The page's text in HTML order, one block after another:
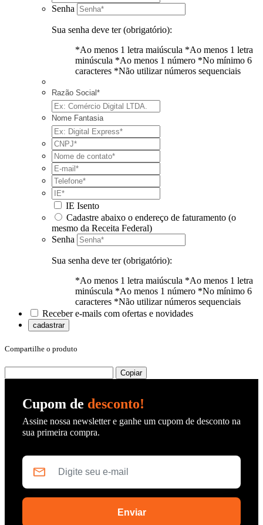
Senha
Sua senha deve ter (obrigatório):
*Ao menos 1 letra maiúscula *Ao menos 1 letra
minúscula *Ao menos 1 número *No mínimo 6
caracteres *Não utilizar números sequenciais
Razão Social*
Nome Fantasia
IE Isento
Cadastre abaixo o endereço de faturamento (o
mesmo da Receita Federal)
Senha
Sua senha deve ter (obrigatório):
*Ao menos 1 letra maiúscula *Ao menos 1 letra
minúscula *Ao menos 1 número *No mínimo 6
caracteres *Não utilizar números sequenciais
Receber e-mails com ofertas e novidades
cadastrar
Compartilhe o produto
Copiar
Cupom de desconto!
Assine nossa newsletter e ganhe um cupom de desconto na
sua primeira compra.